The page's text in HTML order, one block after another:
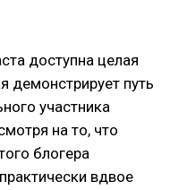
доступна целая
демонстрирует путь
участника
на то, что
блогера
вдвое